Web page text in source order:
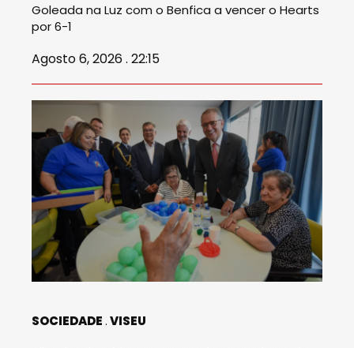
Goleada na Luz com o Benfica a vencer o Hearts
por 6-1
Agosto 6, 2026 . 22:15
SOCIEDADE VISEU